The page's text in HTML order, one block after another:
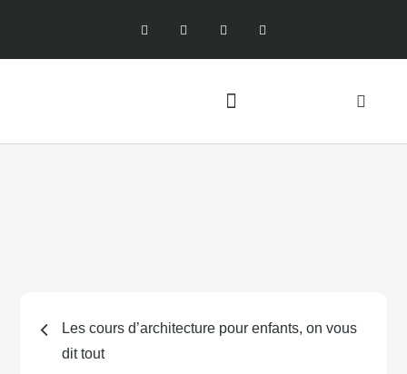
Les cours d’architecture pour enfants, on vous
dit tout